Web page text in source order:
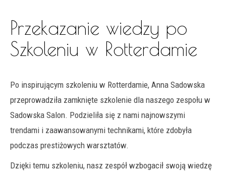
Przekazanie wiedzy po
Szkoleniu w Rotterdamie
Po inspirującym szkoleniu w Rotterdamie, Anna Sadowska
przeprowadziła zamknięte szkolenie dla naszego zespołu w
Sadowska Salon. Podzieliła się z nami najnowszymi
trendami i zaawansowanymi technikami, które zdobyła
podczas prestiżowych warsztatów.
Dzięki temu szkoleniu, nasz zespół wzbogacił swoją wiedzę